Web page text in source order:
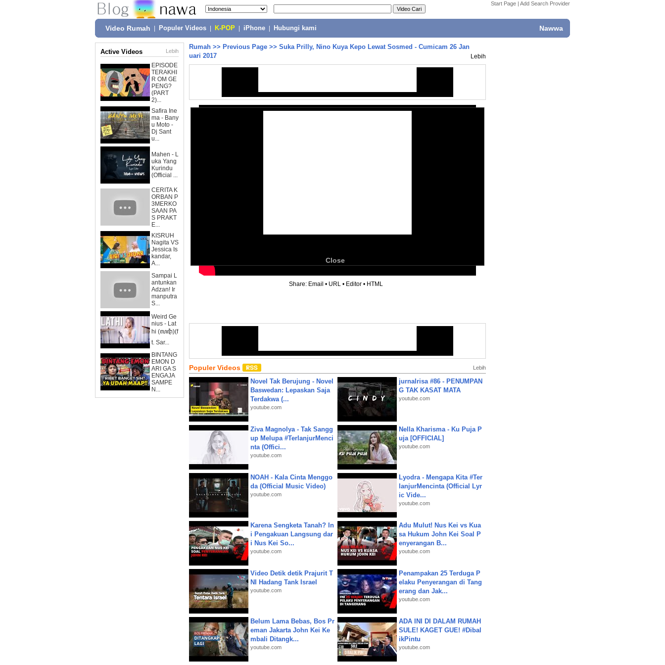
Start Page | Add Search Provider
Video Rumah Populer Videos K-POP iPhone Hubungi kami Nawwa
Active Videos Lebih
EPISODE
TERAKHI
R OM GE
PENG?
(PART
2)...
Safira Ine
ma - Bany
u Moto -
Dj Sant
u...
Mahen - L
uka Yang
Kurindu
(Official ...
CERITA K
ORBAN P
3MERKO
SAAN PA
S PRAKT
E...
KISRUH
Nagita VS
Jessica Is
kandar,
A...
Sampai L
antunkan
Adzan! Ir
manputra
S...
Weird Ge
nius - Lat
hi (ꦭꦛꦶ)(f
t. Sar...
BINTANG
EMON D
ARI GA S
ENGAJA
SAMPE
N...
Rumah >> Previous Page >> Suka Prilly, Nino Kuya Kepo Lewat Sosmed - Cumicam 26 Jan
uari 2017
Lebih
Close
Share: Email • URL • Editor • HTML
Populer Videos Lebih
Novel Tak Berujung - Novel
Baswedan: Lepaskan Saja
Terdakwa (...
youtube.com
jurnalrisa #86 - PENUMPAN
G TAK KASAT MATA
youtube.com
Ziva Magnolya - Tak Sangg
up Melupa #TerlanjurMenci
nta (Offici...
youtube.com
Nella Kharisma - Ku Puja P
uja [OFFICIAL]
youtube.com
NOAH - Kala Cinta Menggo
da (Official Music Video)
youtube.com
Lyodra - Mengapa Kita #Ter
lanjurMencinta (Official Lyr
ic Vide...
youtube.com
Karena Sengketa Tanah? In
i Pengakuan Langsung dar
i Nus Kei So...
youtube.com
Adu Mulut! Nus Kei vs Kua
sa Hukum John Kei Soal P
enyerangan B...
youtube.com
Video Detik detik Prajurit T
NI Hadang Tank Israel
youtube.com
Penampakan 25 Terduga P
elaku Penyerangan di Tang
erang dan Jak...
youtube.com
Belum Lama Bebas, Bos Pr
eman Jakarta John Kei Ke
mbali Ditangk...
youtube.com
ADA INI DI DALAM RUMAH
SULE! KAGET GUE! #Dibal
ikPintu
youtube.com